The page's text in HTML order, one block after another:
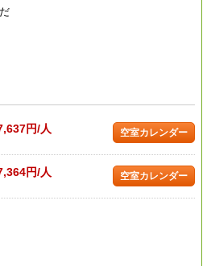
円/人 空室カレンダー
円/人 空室カレンダー